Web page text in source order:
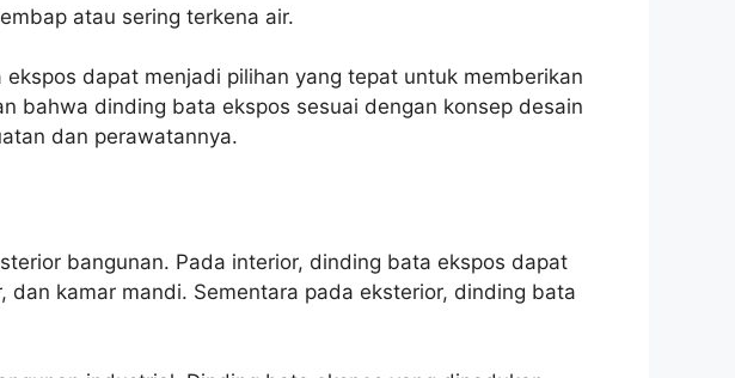
atau sering terkena air.
dapat menjadi pilihan yang tepat untuk memberikan
bahwa dinding bata ekspos sesuai dengan konsep desain
dan perawatannya.
bangunan. Pada interior, dinding bata ekspos dapat
kamar mandi. Sementara pada eksterior, dinding bata